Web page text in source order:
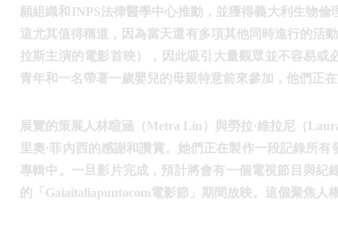
願組織和INPS法律醫學中心推動，並獲得義大利生物
這尤其值得稱道，因為當天還有多項其他同時進行的活
拉斯主演的電影首映），因此吸引大量觀眾並不容易或
青年和一名帶著一歲嬰兒的母親特意前來參加，他們正
展覽的策展人林暄涵（Metra Lin）與勞拉·維拉尼（
里奧·菲內西的感謝和讚賞。她們正在製作一段記錄所
專輯中。一旦影片完成，預計將會有一個電視節目與紀
的「Gaiaitaliapuntocom電影節」期間放映。這個聚焦人